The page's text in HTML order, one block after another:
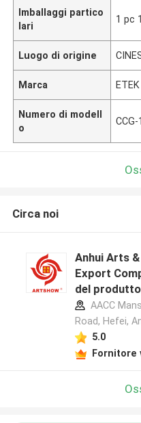
Imballaggi partico
lari
1 pc
Luogo di origine
Marca ETEK
Numero di modell
o
Circa noi
Anhui Arts
Export
del
AACC
Road, Hefei,
5.0
Fornitore